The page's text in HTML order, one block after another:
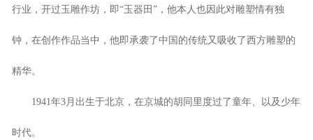
行业，开过玉雕作坊，即“玉器田”，他本人也因此对雕塑情有独
钟，在创作作品当中，他即承袭了中国的传统又吸收了西方雕塑的
精华。
1941年3月出生于北京，在京城的胡同里度过了童年、以及少年
时代。